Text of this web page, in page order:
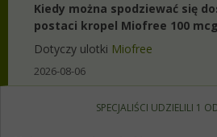
Kiedy można spodziewać się
postaci kropel Miofree 100
Dotyczy ulotki Miofree
2026-08-06
SPECJALIŚCI UDZIELILI 1